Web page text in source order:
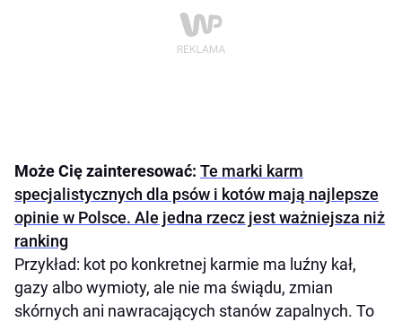
Może Cię zainteresować: Te marki karm
specjalistycznych dla psów i kotów mają najlepsze
opinie w Polsce. Ale jedna rzecz jest ważniejsza niż
ranking
Przykład: kot po konkretnej karmie ma luźny kał,
gazy albo wymioty, ale nie ma świądu, zmian
skórnych ani nawracających stanów zapalnych. To